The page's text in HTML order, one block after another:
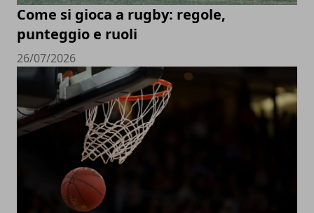
Come si gioca a rugby: regole,
punteggio e ruoli
26/07/2026